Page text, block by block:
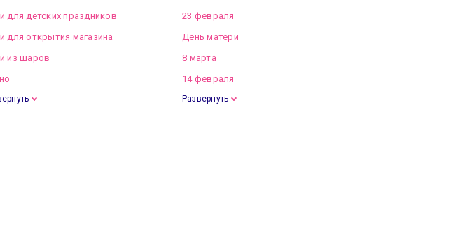
для детских праздников
для открытия магазина
из шаров
23 февраля
День матери
8 марта
14 февраля
Развернуть